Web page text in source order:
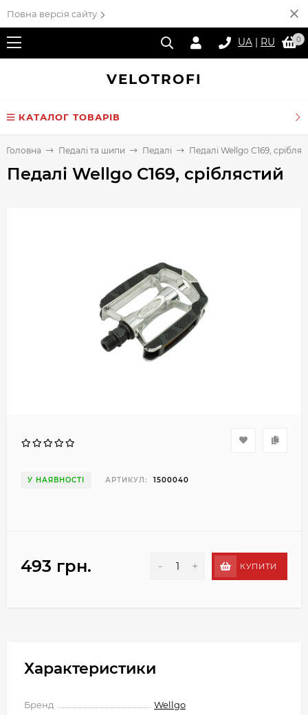
Повна версія сайту
UA | RU 0
VELOTROFI
КАТАЛОГ ТОВАРІВ
Головна Педалі та шипи Педалі Педалі Wellgo C169,
Педалі Wellgo C169, сріблястий
У НАЯВНОСТІ АРТИКУЛ: 1500040
493 грн. - + КУПИТИ
Характеристики
Бренд
Wellgo